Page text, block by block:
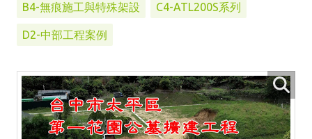
B4-無痕施工與特殊架設 C4-ATL200S系列
D2-中部工程案例